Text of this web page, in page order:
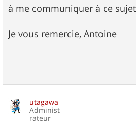
à me communiquer à ce
Je vous remercie, Antoine
utagawa
Administ
rateur